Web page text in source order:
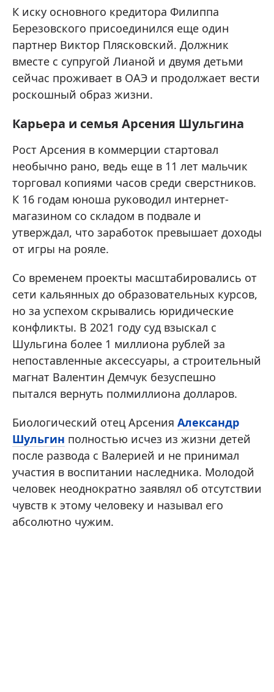
К иску основного кредитора Филиппа
Березовского присоединился еще один
партнер Виктор Плясковский. Должник
вместе с супругой Лианой и двумя детьми
сейчас проживает в ОАЭ и продолжает вести
роскошный образ жизни.
Карьера и семья Арсения Шульгина
Рост Арсения в коммерции стартовал
необычно рано, ведь еще в 11 лет мальчик
торговал копиями часов среди сверстников.
К 16 годам юноша руководил интернет-
магазином со складом в подвале и
утверждал, что заработок превышает доходы
от игры на рояле.
Со временем проекты масштабировались от
сети кальянных до образовательных курсов,
но за успехом скрывались юридические
конфликты. В 2021 году суд взыскал с
Шульгина более 1 миллиона рублей за
непоставленные аксессуары, а строительный
магнат Валентин Демчук безуспешно
пытался вернуть полмиллиона долларов.
Биологический отец Арсения Александр
Шульгин полностью исчез из жизни детей
после развода с Валерией и не принимал
участия в воспитании наследника. Молодой
человек неоднократно заявлял об отсутствии
чувств к этому человеку и называл его
абсолютно чужим.